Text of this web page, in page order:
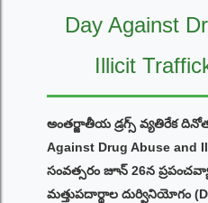
Day Against
Illicit
అంతర్జాతీయ డ్రగ్స్ వ్యతిరేక
Against Drug Abuse and
సంవత్సరం జూన్ 26న
మత్తుపదార్థాల దుర్వినియోగం